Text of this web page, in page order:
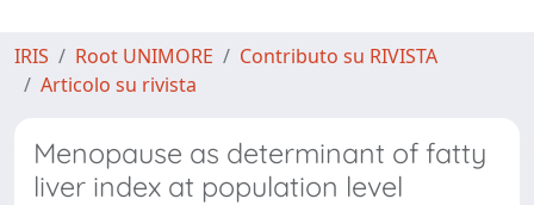
IRIS Root UNIMORE
Contributo su RIVISTA
Articolo su rivista
Menopause as determinant of fatty
liver index at population level